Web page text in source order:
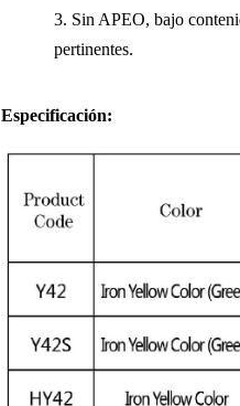
3. Sin APEO, bajo
pertinentes.
Especificación: